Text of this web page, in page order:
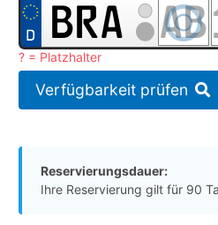
? = Platzhalter
Verfügbarkeit prüfen
Reservierungsdauer:
Ihre Reservierung gilt für 90